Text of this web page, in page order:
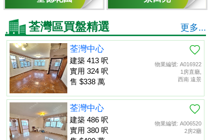
荃灣區買盤精選 更多...
物業編號: A016922
1房直廳,
西南 遠景
荃灣中心
建築 413 呎
實用 324 呎
售 $338 萬
物業編號: A006520
2房2廳
荃灣中心
建築 486 呎
實用 380 呎